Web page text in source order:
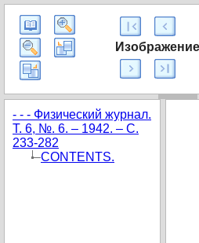
- - - Физический журнал.
Т. 6, №. 6. – 1942. – С.
233-282
CONTENTS.